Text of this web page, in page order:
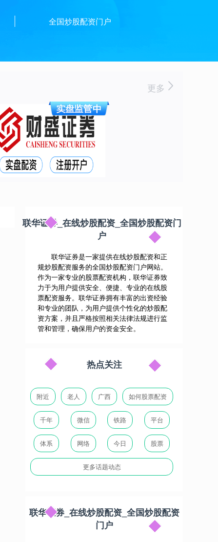
全国炒股配资门户
更多
联华证券_在线炒股配资_全国炒股配资门
户
联华证券是一家提供在线炒股配资和正
规炒股配资服务的全国炒股配资门户网站。
作为一家专业的股票配资机构，联华证券致
力于为用户提供安全、便捷、专业的在线股
票配资服务。联华证券拥有丰富的出资经验
和专业的团队，为用户提供个性化的炒股配
资方案，并且严格按照相关法律法规进行监
管和管理，确保用户的资金安全。
热点关注
附近 老人 广西 如何股票配资
千年 微信 铁路 平台
体系 网络 今日 股票
更多话题动态
联华证券_在线炒股配资_全国炒股配资
门户